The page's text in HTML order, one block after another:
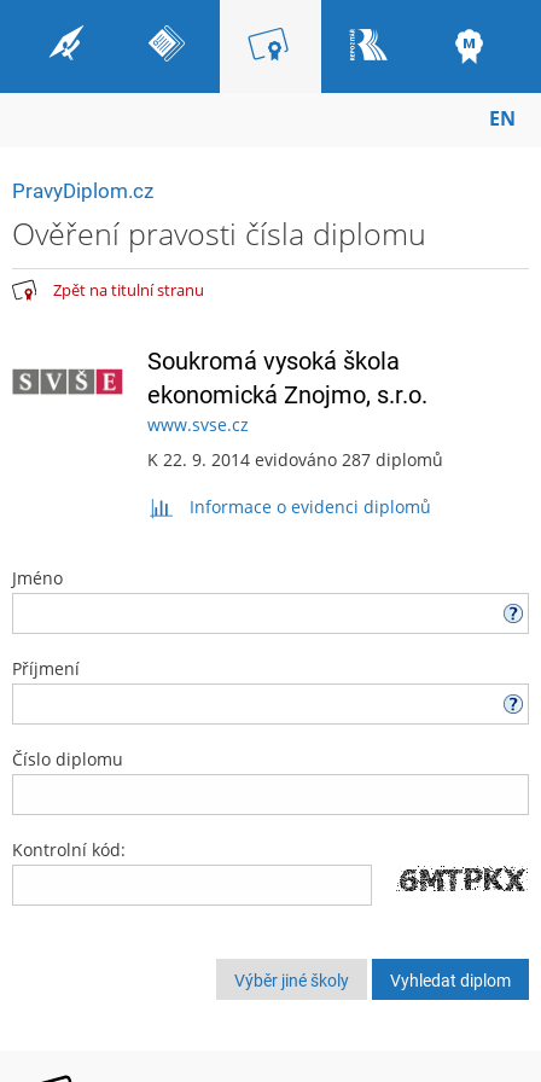
EN
PravyDiplom.cz
Ověření pravosti čísla diplomu
Zpět na titulní stranu
Soukromá vysoká škola
ekonomická Znojmo, s.r.o.
www.svse.cz
K 22. 9. 2014 evidováno 287 diplomů
Informace o evidenci diplomů
Jméno
Příjmení
Číslo diplomu
Kontrolní kód:
Výběr jiné školy